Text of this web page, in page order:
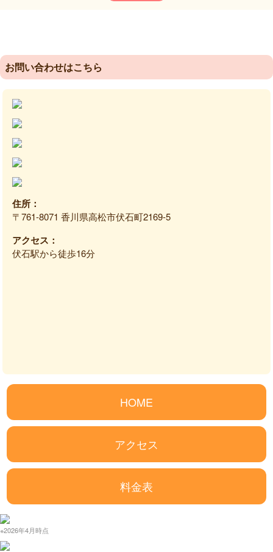
柔道整復師（国家資格）
お問い合わせはこちら
住所：
〒761-8071 香川県高松市伏石町2169-5
アクセス：
伏石駅から徒歩16分
HOME
アクセス
料金表
※2026年4月時点